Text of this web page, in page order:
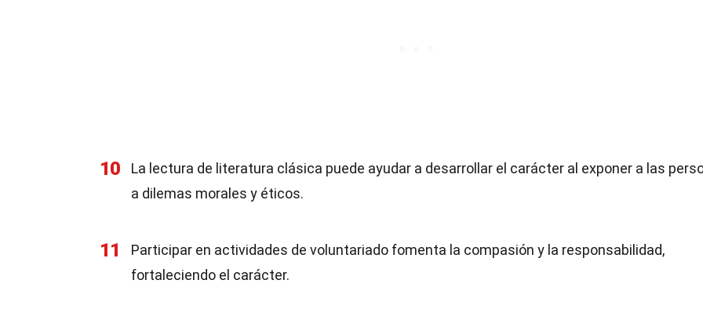
10
La lectura de literatura clásica puede ayudar a desarrollar el carácter al exponer a las
a dilemas morales y éticos.
11
Participar en actividades de voluntariado fomenta la compasión y la responsabilidad,
fortaleciendo el carácter.